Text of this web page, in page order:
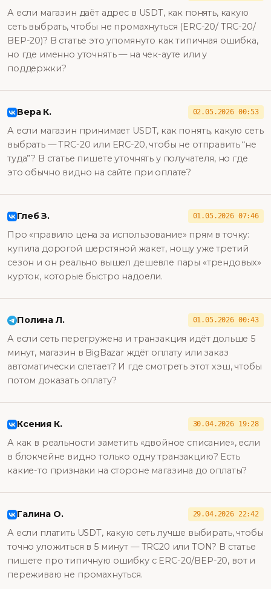
А если магазин даёт адрес в USDT, как понять, какую
сеть выбрать, чтобы не промахнуться (ERC-20/ TRC-20/
BEP-20)? В статье это упомянуто как типичная ошибка,
но где именно уточнять — на чек-ауте или у
поддержки?
Вера К. 02.05.2026 00:53
А если магазин принимает USDT, как понять, какую сеть
выбрать — TRC-20 или ERC-20, чтобы не отправить “не
туда”? В статье пишете уточнять у получателя, но где
это обычно видно на сайте при оплате?
Глеб З. 01.05.2026 07:46
Про «правило цена за использование» прям в точку:
купила дорогой шерстяной жакет, ношу уже третий
сезон и он реально вышел дешевле пары «трендовых»
курток, которые быстро надоели.
Полина Л. 01.05.2026 00:43
А если сеть перегружена и транзакция идёт дольше 5
минут, магазин в BigBazar ждёт оплату или заказ
автоматически слетает? И где смотреть этот хэш, чтобы
потом доказать оплату?
Ксения К. 30.04.2026 19:28
А как в реальности заметить «двойное списание», если
в блокчейне видно только одну транзакцию? Есть
какие-то признаки на стороне магазина до оплаты?
Галина О. 29.04.2026 22:42
А если платить USDT, какую сеть лучше выбирать, чтобы
точно уложиться в 5 минут — TRC20 или TON? В статье
пишете про типичную ошибку с ERC-20/BEP-20, вот и
переживаю не промахнуться.